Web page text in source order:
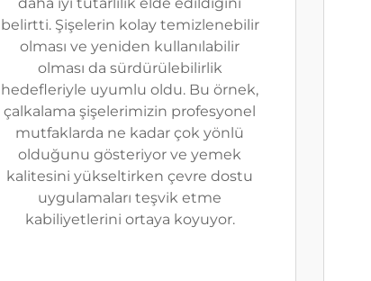
belirtti. Şişelerin kolay temizlenebilir
olması ve yeniden kullanılabilir
olması da sürdürülebilirlik
hedefleriyle uyumlu oldu. Bu örnek,
çalkalama şişelerimizin profesyonel
mutfaklarda ne kadar çok yönlü
olduğunu gösteriyor ve yemek
kalitesini yükseltirken çevre dostu
uygulamaları teşvik etme
kabiliyetlerini ortaya koyuyor.